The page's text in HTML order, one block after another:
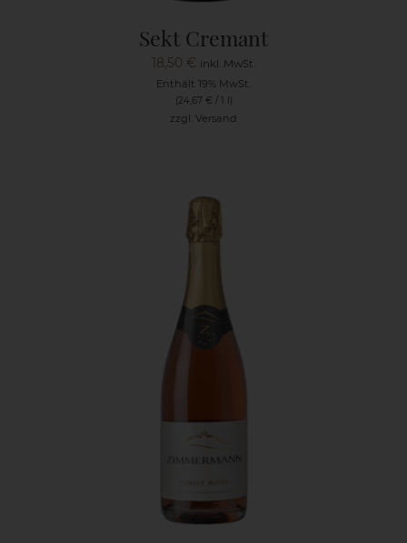
Sekt Cremant
18,50 € inkl. MwSt.
Enthält 19% MwSt.
(24,67 € / 1 l)
zzgl. Versand